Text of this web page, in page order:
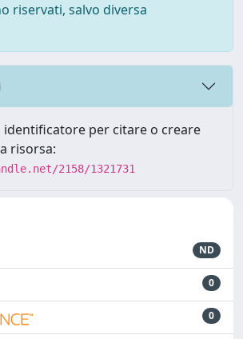
riservati, salvo diversa
identificatore per citare o creare
risorsa:
2158/1321731
ND
0
0